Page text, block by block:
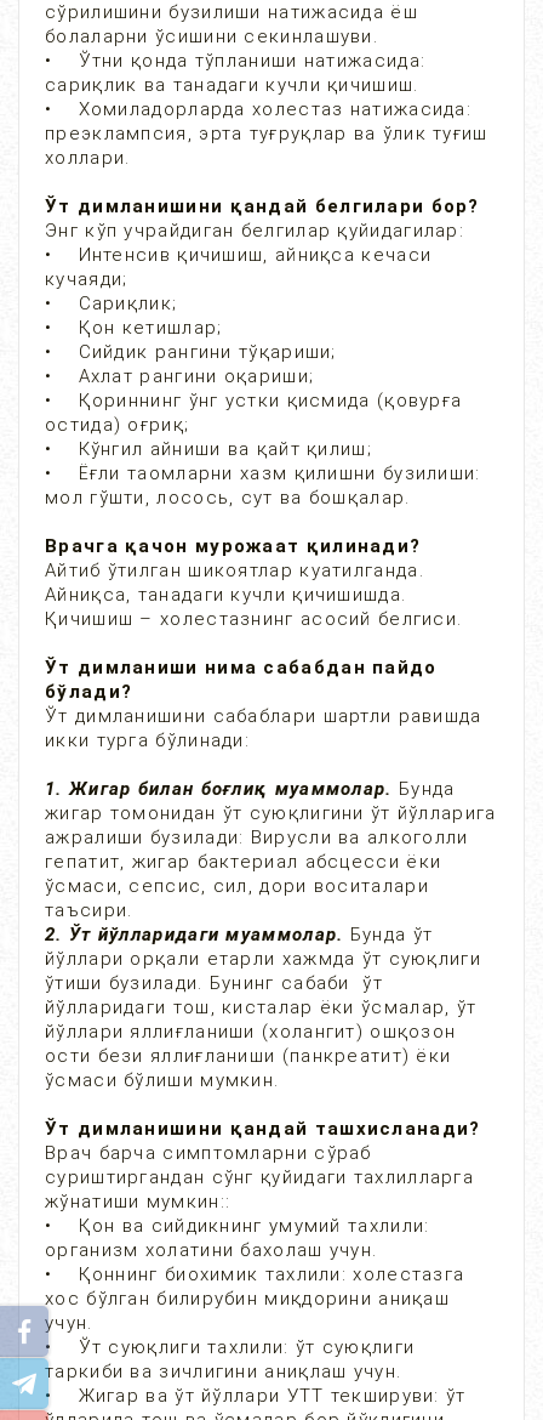
сўрилишини бузилиши натижасида ёш
болаларни ўсишини секинлашуви.
• Ўтни қонда тўпланиши натижасида:
сариқлик ва танадаги кучли қичишиш.
• Хомиладорларда холестаз натижасида:
преэклампсия, эрта туғруқлар ва ўлик туғиш
холлари.
Ўт димланишини қандай белгилари бор?
Энг кўп учрайдиган белгилар қуйидагилар:
• Интенсив қичишиш, айниқса кечаси
кучаяди;
• Сариқлик;
• Қон кетишлар;
• Сийдик рангини тўқариши;
• Ахлат рангини оқариши;
• Қориннинг ўнг устки қисмида (қовурға
остида) оғриқ;
• Кўнгил айниши ва қайт қилиш;
• Ёғли таомларни хазм қилишни бузилиши:
мол гўшти, лосось, сут ва бошқалар.
Врачга қачон мурожаат қилинади?
Айтиб ўтилган шикоятлар куатилганда.
Айниқса, танадаги кучли қичишишда.
Қичишиш – холестазнинг асосий белгиси.
Ўт димланиши нима сабабдан пайдо
бўлади?
Ўт димланишини сабаблари шартли равишда
икки турга бўлинади:
1. Жигар билан боғлиқ муаммолар. Бунда
жигар томонидан ўт суюқлигини ўт йўлларига
ажралиши бузилади: Вирусли ва алкоголли
гепатит, жигар бактериал абсцесси ёки
ўсмаси, сепсис, сил, дори воситалари
таъсири.
2. Ўт йўлларидаги муаммолар. Бунда ўт
йўллари орқали етарли хажмда ўт суюқлиги
ўтиши бузилади. Бунинг сабаби ўт
йўлларидаги тош, кисталар ёки ўсмалар, ўт
йўллари яллиғланиши (холангит) ошқозон
ости бези яллиғланиши (панкреатит) ёки
ўсмаси бўлиши мумкин.
Ўт димланишини қандай ташхисланади?
Врач барча симптомларни сўраб
суриштиргандан сўнг қуйидаги тахлилларга
жўнатиши мумкин::
• Қон ва сийдикнинг умумий тахлили:
организм холатини бахолаш учун.
• Қоннинг биохимик тахлили: холестазга
хос бўлган билирубин миқдорини аниқаш
учун.
• Ўт суюқлиги тахлили: ўт суюқлиги
таркиби ва зичлигини аниқлаш учун.
• Жигар ва ўт йўллари УТТ текшируви: ўт